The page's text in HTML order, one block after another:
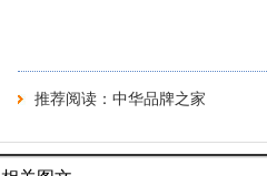
推荐阅读： 中华品牌之家